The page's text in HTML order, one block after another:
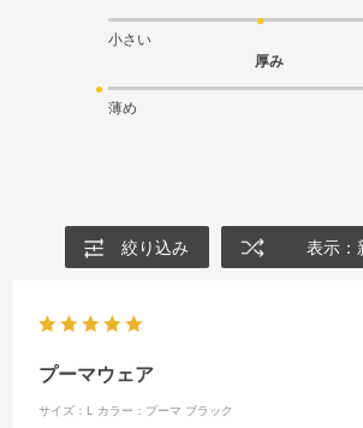
小さい
厚み
薄め
絞り込み 表示：
プーマウェア
サイズ：L カラー：プーマ ブラック